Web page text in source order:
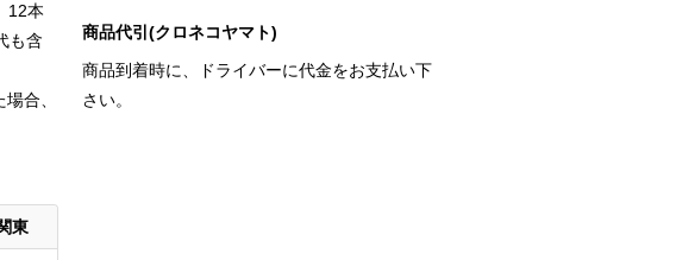
12本
も含
合、
東
商品代引(クロネコヤマト)
商品到着時に、ドライバーに代金をお支払い下
さい。